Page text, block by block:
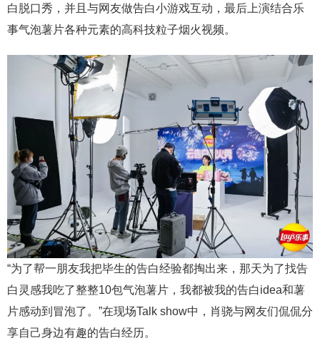
白脱口秀，并且与网友做告白小游戏互动，最后上演结合乐
事气泡薯片各种元素的高科技粒子烟火视频。
“为了帮一朋友我把毕生的告白经验都掏出来，那天为了找告
白灵感我吃了整整10包气泡薯片，我都被我的告白idea和薯
片感动到冒泡了。”在现场Talk show中，肖骁与网友们侃侃分
享自己身边有趣的告白经历。